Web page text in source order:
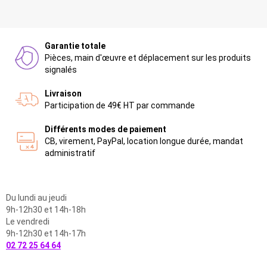
Garantie totale
Pièces, main d'œuvre et déplacement sur les produits
signalés
Livraison
Participation de 49€ HT par commande
Différents modes de paiement
CB, virement, PayPal, location longue durée, mandat
administratif
Du lundi au jeudi
9h-12h30 et 14h-18h
Le vendredi
9h-12h30 et 14h-17h
02 72 25 64 64